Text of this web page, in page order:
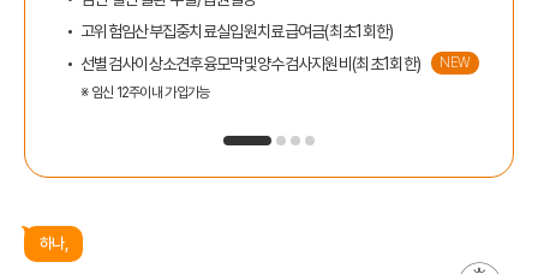
고위험임산부집중치료실입원치료급여금(최초1회한)
선별검사이상소견후융모막및양수검사지원비(최초1회한)
NEW
※ 임신 12주이내 가입가능
하나,